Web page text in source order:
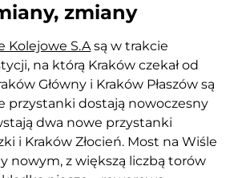
zmiany
Kolejowe S.Asą w trakcie
na którą Kraków czekał od
Główny i Kraków Płaszów są
przystanki dostają nowoczesny
dwa nowe przystanki
i Kraków Złocień. Most na Wiśle
nowym, z większą liczbą torów